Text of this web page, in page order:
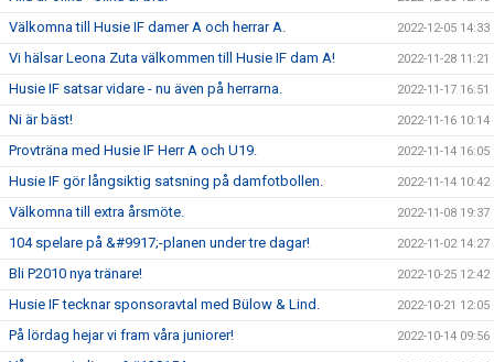
Välkomna till Husie IF damer A och herrar A. 2022-12-05 14:33
Vi hälsar Leona Zuta välkommen till Husie IF dam A! 2022-11-28 11:21
Husie IF satsar vidare - nu även på herrarna. 2022-11-17 16:51
Ni är bäst! 2022-11-16 10:14
Provträna med Husie IF Herr A och U19. 2022-11-14 16:05
Husie IF gör långsiktig satsning på damfotbollen. 2022-11-14 10:42
Välkomna till extra årsmöte. 2022-11-08 19:37
104 spelare på &#9917;-planen under tre dagar! 2022-11-02 14:27
Bli P2010 nya tränare! 2022-10-25 12:42
Husie IF tecknar sponsoravtal med Bülow & Lind. 2022-10-21 12:05
På lördag hejar vi fram våra juniorer! 2022-10-14 09:56